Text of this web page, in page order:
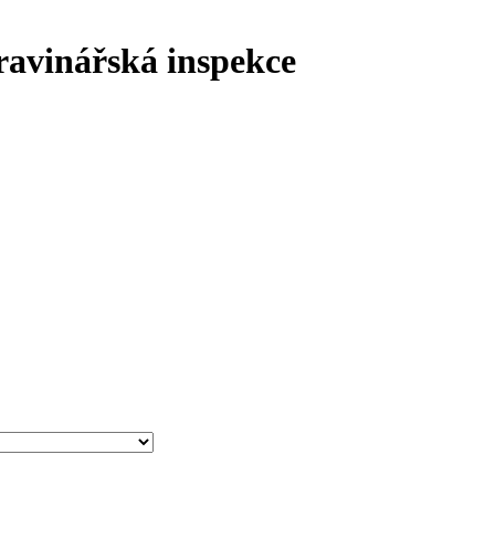
inspekce